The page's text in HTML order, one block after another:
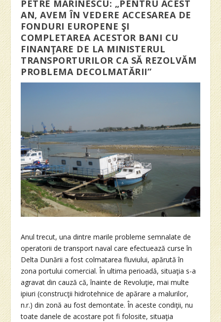
PETRE MARINESCU: „PENTRU ACEST
AN, AVEM ÎN VEDERE ACCESAREA DE
FONDURI EUROPENE ŞI
COMPLETAREA ACESTOR BANI CU
FINANŢARE DE LA MINISTERUL
TRANSPORTURILOR CA SĂ REZOLVĂM
PROBLEMA DECOLMATĂRII”
Anul trecut, una dintre marile probleme semnalate de
operatorii de transport naval care efectuează curse în
Delta Dunării a fost colmatarea fluviului, apărută în
zona portului comercial. În ultima perioadă, situaţia s-a
agravat din cauză că, înainte de Revoluţie, mai multe
ipiuri (construcţii hidrotehnice de apărare a malurilor,
n.r.) din zonă au fost demontate. În aceste condiţii, nu
toate danele de acostare pot fi folosite, situaţia